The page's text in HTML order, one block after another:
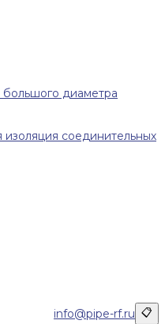
большого диаметра
соединительных
info@pipe-rf.ru 📋